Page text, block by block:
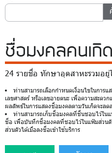
ชื่อมงคลคนเ
24 รายชื่อ ทักษาอุตสาหะรวมอ
ท่านสามารถเลือกกำหนดเงื่อนไขในการ
เลขศาสตร์ หรือเลขอายตนะ เพื่อความสะดว
ผลลัพธ์ในการแสดงชื่อมงคลตามวันเกิดจะล
ท่านสามารถเก็บชื่อมงคลที่ชื่นชอบไว้ใน
ชื่อ เพื่อบันทึกชื่อมงคลที่ชอบไว้ในแฟ้มส่วนตั
ส่วนตัวได้เมื่อลงชื่อเข้าใช้บริการ